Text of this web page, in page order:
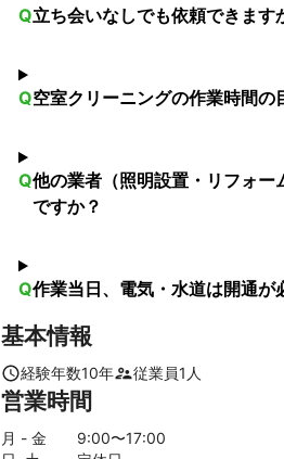
Q立ち会いなしでも依頼できます
Q空室クリーニングの作業時間の
Q他の業者（照明設置・リフォ
ですか？
Q作業当日、電気・水道は開通
基本情報
経験年数10年 従業員1 人
営業時間
月 - 金 9:00〜17:00